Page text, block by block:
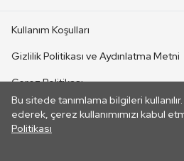
Bu sitede tanımlama bilgileri
ederek, çerez kullanımımızı kabul
Politikası
CANLI YAYINLAR
Kullanım Koşulları
Gizlilik Politikası ve Aydınlatma Metni
Çerez Politikası
İletişim
Her hakkı saklıdır. ©2026 TRT.